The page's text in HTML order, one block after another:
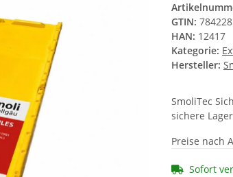
GTIN:
HAN: 12417
Kategorie:
Hersteller:
SmoliTec
sichere
Preise nach
Sofort